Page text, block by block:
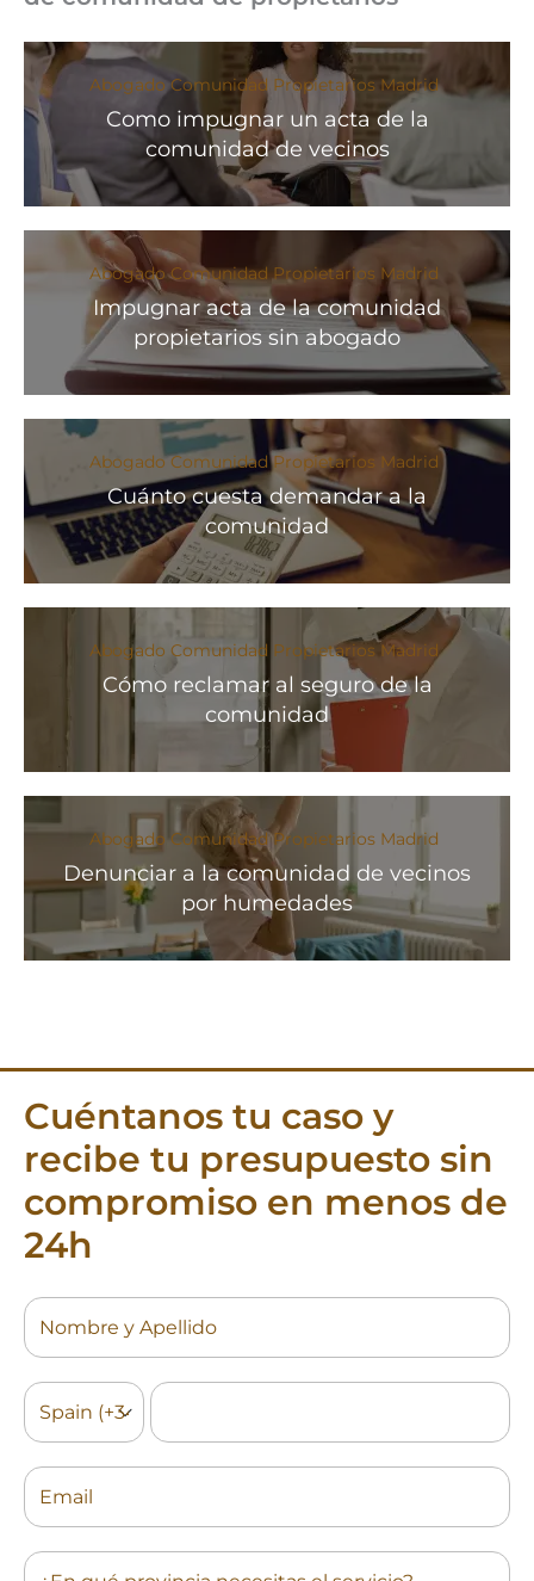
Abogado Comunidad Propietarios Madrid
Como impugnar un acta de la
comunidad de vecinos
Abogado Comunidad Propietarios Madrid
Impugnar acta de la comunidad
propietarios sin abogado
Abogado Comunidad Propietarios Madrid
Cuánto cuesta demandar a la
comunidad
Abogado Comunidad Propietarios Madrid
Cómo reclamar al seguro de la
comunidad
Abogado Comunidad Propietarios Madrid
Denunciar a la comunidad de vecinos
por humedades
Cuéntanos tu caso y
recibe tu presupuesto sin
compromiso en menos de
24h